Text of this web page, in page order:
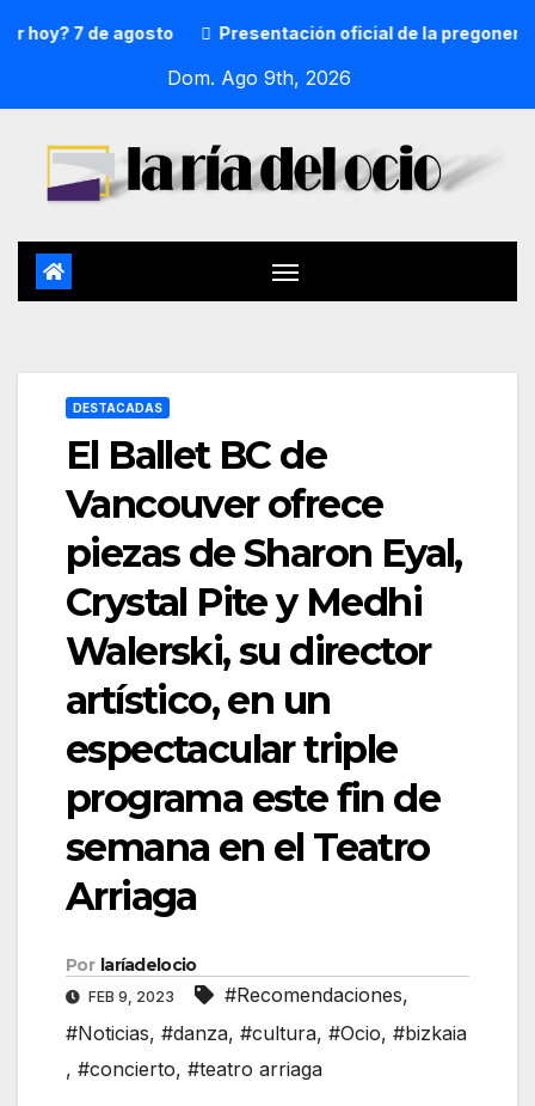
7 de agosto Presentación oficial de la pregonera y
Dom. Ago 9th, 2026
DESTACADAS
El Ballet BC de
Vancouver ofrece
piezas de Sharon Eyal,
Crystal Pite y Medhi
Walerski, su director
artístico, en un
espectacular triple
programa este fin de
semana en el Teatro
Arriaga
Por laríadelocio
FEB 9, 2023 #Recomendaciones,
#Noticias, #danza, #cultura, #Ocio, #bizkaia
, #concierto, #teatro arriaga